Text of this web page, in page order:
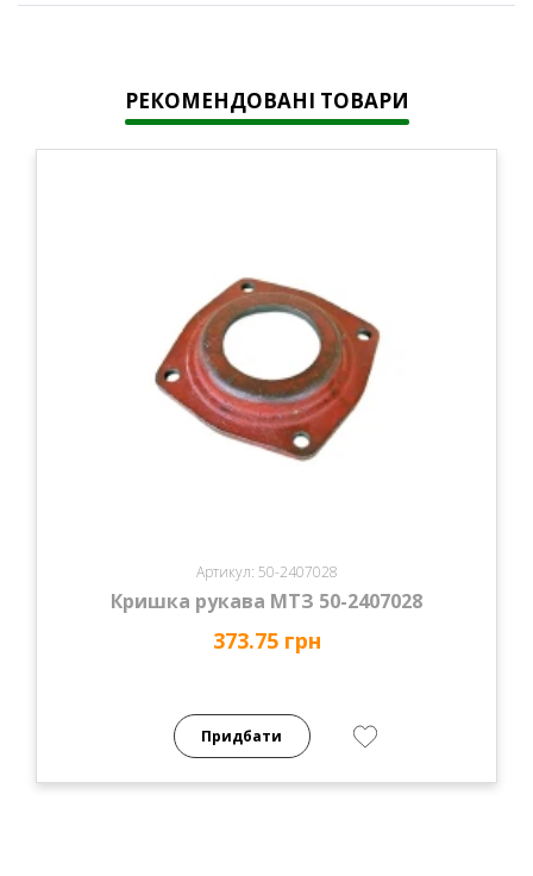
РЕКОМЕНДОВАНІ ТОВАРИ
Артикул: 50-2407028
Кришка рукава МТЗ 50-2407028
373.75 грн
Придбати